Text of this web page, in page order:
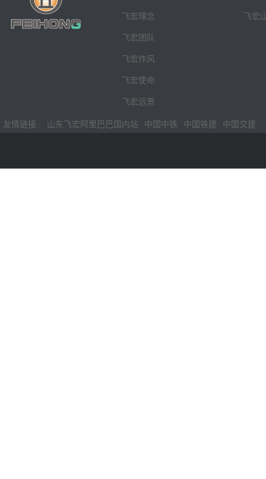
飞宏理念
飞宏团队
飞宏作风
飞宏使命
飞宏远景
飞宏
友情链接 : 山东飞宏阿里巴巴国内站 中国中铁 中国铁建 中国交建